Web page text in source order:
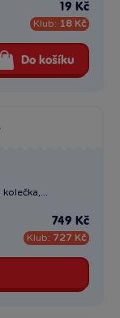
19 Kč
Klub: 18 Kč
Do košíku
749 Kč
Klub: 727 Kč